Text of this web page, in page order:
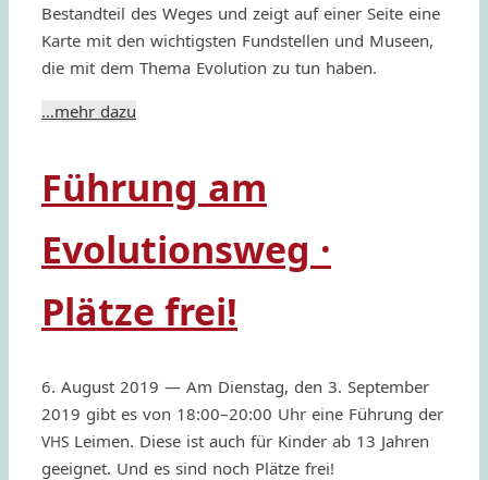
Bestand­teil des Weges und zeigt auf einer Seite eine
Karte mit den wich­tig­sten Fund­stel­len und Museen,
die mit dem Thema Evolu­tion zu tun haben.
…mehr dazu
Führung am
Evolutionsweg ·
Plätze frei!
6. August 2019 — Am Dien­stag, den 3. Septem­ber
2019 gibt es von 18:00–20:00 Uhr eine Führung der
VHS Leimen. Diese ist auch für Kinder ab 13 Jahren
geeignet. Und es sind noch Plätze frei!